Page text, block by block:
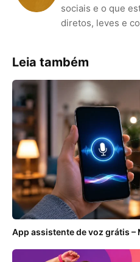
sociais e o que
diretos, leves e
Leia também
App assistente de voz grátis –